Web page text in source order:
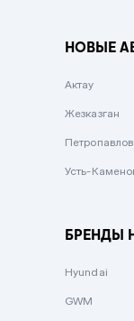
НОВЫЕ
Актау
Жезказган
Усть-
БРЕНДЫ
Hyundai
GWM